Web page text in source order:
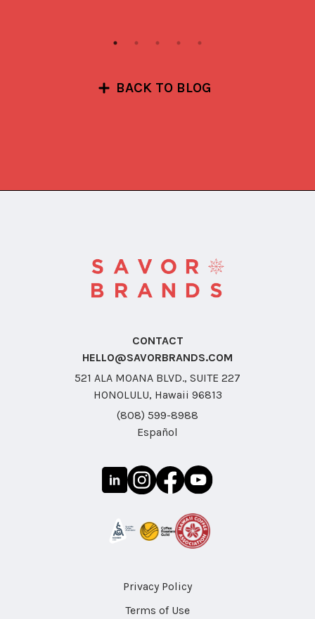
BACK TO BLOG
CONTACT
HELLO@SAVORBRANDS.COM
521 ALA MOANA BLVD., SUITE 227
HONOLULU, Hawaii 96813
(808) 599-8988
Español
Privacy Policy
Terms of Use